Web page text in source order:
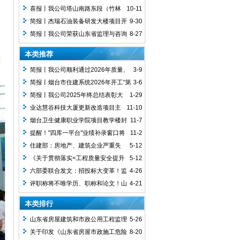
（2025）圆满召开，山东新世纪工程项目
管理咨询有限公司载誉而归
10-11
喜报丨我公司塔山南路东段（竹林
南路—观海路）市政工程通过“2025年度
市政工程最高质量水平评价”
9-30
简报丨杰瑞石油装备研发大楼项目开
工仪式圆满举行
8-27
简报丨我公司荣获山东省监理与咨询
行业优秀党建成果及优秀党员典型案例表
彰
本类推荐
3-9
简报丨我公司顺利通过2026年质量、
环境、职业健康安全管理体系认证监督审
核
3-6
简报丨烟台市住建系统2026年开工“第
一课”启动仪式圆满举行
1-29
简报丨我公司2025年终总结表彰大
会圆满举行
11-10
业达慧谷科技大厦更新改造项目主
体结构顺利封顶
11-7
烟台卫生健康职业学院项目​教学楼封
顶大吉
11-2
提醒！"四库一平台"业绩补录窗口将
于2017年12月31日正式关闭
5-12
住建部：房地产、建筑企业严重失
信，可直接吊销资质证书！！
5-12
《关于贯彻落实<工程质量安全提升
行动方案>的通知》近日印发
4-26
六部委联合发文：招投标大变革！监
督功能和信息化时代到来
4-21
评职称将不唯学历、职称和论文！山
东5年完改革
本类排行
5-26
山东省房屋建筑和市政公用工程监理
人员定岗标准
8-20
关于印发《山东省房屋市政施工危险